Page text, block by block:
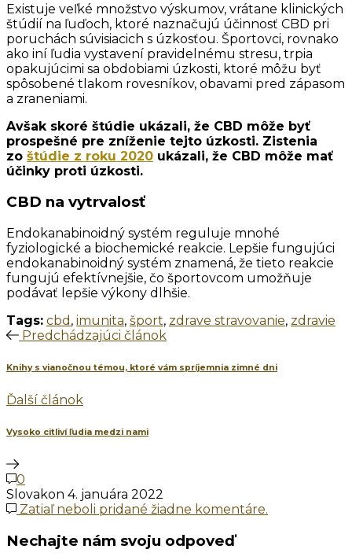
Existuje veľké množstvo výskumov, vrátane klinických
štúdií na ľuďoch, ktoré naznačujú účinnosť CBD pri
poruchách súvisiacich s úzkosťou. Športovci, rovnako
ako iní ľudia vystavení pravidelnému stresu, trpia
opakujúcimi sa obdobiami úzkosti, ktoré môžu byť
spôsobené tlakom rovesníkov, obavami pred zápasom
a zraneniami.
Avšak skoré štúdie ukázali, že CBD môže byť
prospešné pre zníženie tejto úzkosti. Zistenia
zo štúdie z roku 2020 ukázali, že CBD môže mať
účinky proti úzkosti.
CBD na vytrvalosť
Endokanabinoidný systém reguluje mnohé
fyziologické a biochemické reakcie. Lepšie fungujúci
endokanabinoidný systém znamená, že tieto reakcie
fungujú efektívnejšie, čo športovcom umožňuje
podávať lepšie výkony dlhšie.
Tags: cbd , imunita, šport, zdrave stravovanie, zdravie
Predchádzajúci článok
Knihy s vianočnou témou, ktoré vám spríjemnia zimné dni
Ďalší článok
Vysoko citliví ľudia medzi nami
0
Slovakon 4. januára 2022
Zatiaľ neboli pridané žiadne komentáre.
Nechajte nám svoju odpoveď